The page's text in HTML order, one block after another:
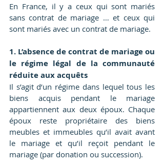
En France, il y a ceux qui sont mariés
sans contrat de mariage … et ceux qui
sont mariés avec un contrat de mariage.
1. L’absence de contrat de mariage ou
le régime légal de la communauté
réduite aux acquêts
Il s’agit d’un régime dans lequel tous les
biens acquis pendant le mariage
appartiennent aux deux époux. Chaque
époux reste propriétaire des biens
meubles et immeubles qu’il avait avant
le mariage et qu’il reçoit pendant le
mariage (par donation ou succession).